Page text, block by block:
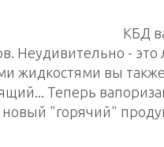
КБД
Неудивительно - это
жидкостями вы
Теперь
"горячий"